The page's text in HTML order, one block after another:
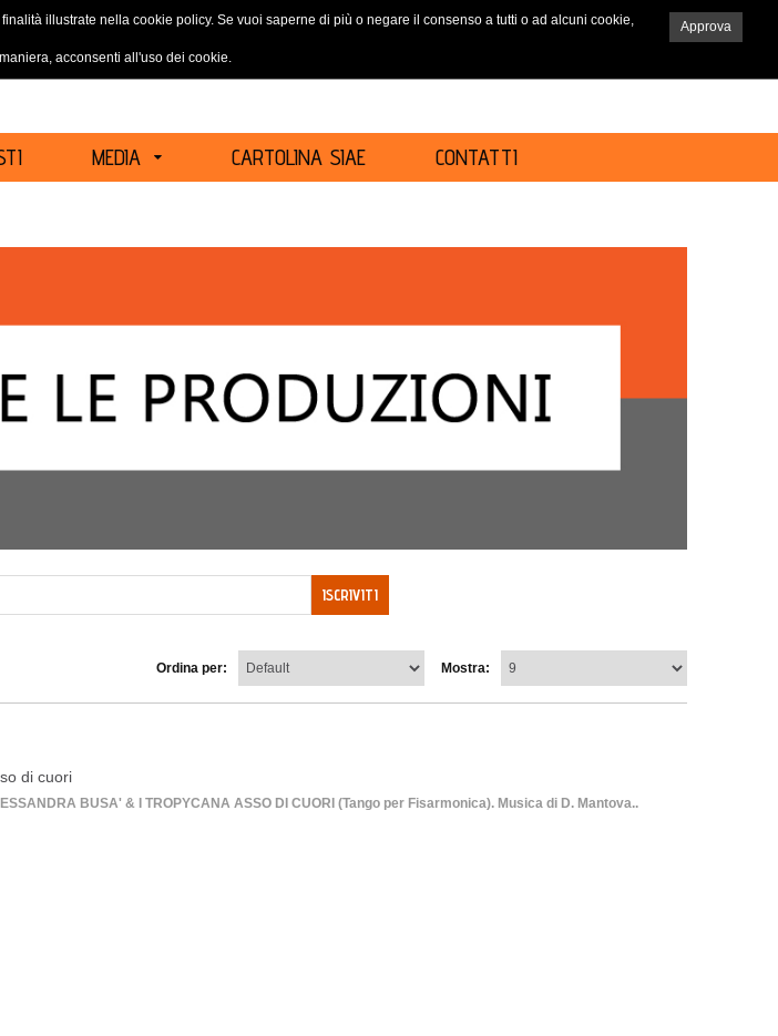
MEDIA CARTOLINA SIAE CONTATTI
ISCRIVITI
Mostra:
Ordina per:
di cuori
BUSA' & I TROPYCANA ASSO DI CUORI (Tango per Fisarmonica). Musica di D. Mantova..
Approva
illustrate nella cookie policy. Se vuoi saperne di più o negare il consenso a tutti o ad alcuni cookie,
acconsenti all'uso dei cookie.